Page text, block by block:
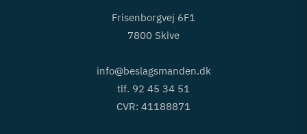
Frisenborgvej 6F1
7800 Skive
info@beslagsmanden.dk
tlf. 92 45 34 51
CVR: 41188871